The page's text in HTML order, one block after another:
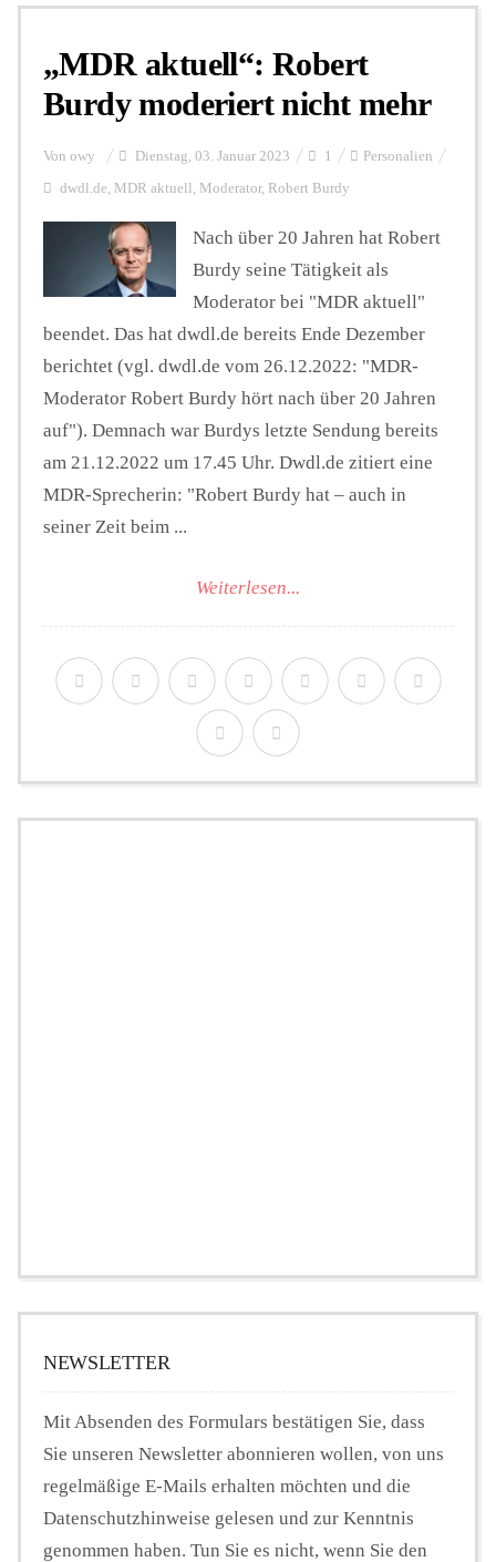
Personalien
Hintergrund
FUNKTURM-Beiträge
Podcast
Seminare
Unterstützen
„MDR aktuell“: Robert
Burdy moderiert nicht mehr
Von owy Dienstag, 03. Januar 2023 1 Personalien
dwdl.de, MDR aktuell , Moderator, Robert Burdy
Nach über 20 Jahren hat Robert
Burdy seine Tätigkeit als
Moderator bei "MDR aktuell"
beendet. Das hat dwdl.de bereits Ende Dezember
berichtet (vgl. dwdl.de vom 26.12.2022: "MDR-
Moderator Robert Burdy hört nach über 20 Jahren
auf"). Demnach war Burdys letzte Sendung bereits
am 21.12.2022 um 17.45 Uhr. Dwdl.de zitiert eine
MDR-Sprecherin: "Robert Burdy hat – auch in
seiner Zeit beim ...
Weiterlesen...
NEWSLETTER
Mit Absenden des Formulars bestätigen Sie, dass
Sie unseren Newsletter abonnieren wollen, von uns
regelmäßige E-Mails erhalten möchten und die
Datenschutzhinweise gelesen und zur Kenntnis
genommen haben. Tun Sie es nicht, wenn Sie den